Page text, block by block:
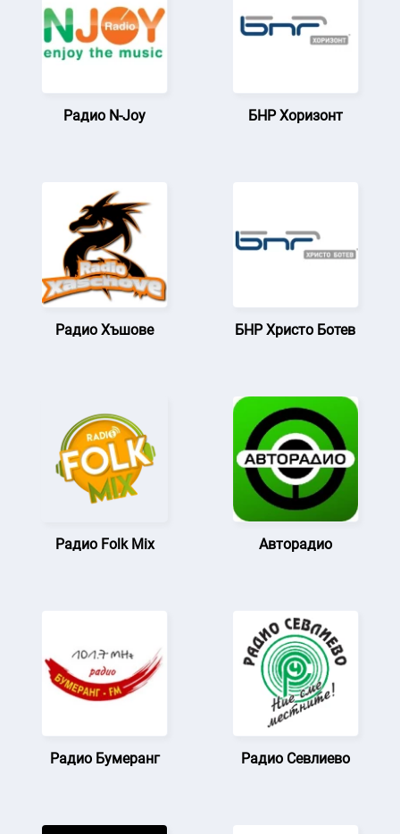
Радио N-Joy БНР Хоризонт
Радио Хъшове БНР Христо Ботев
Радио Folk Mix Авторадио
Радио Бумеранг Радио Севлиево